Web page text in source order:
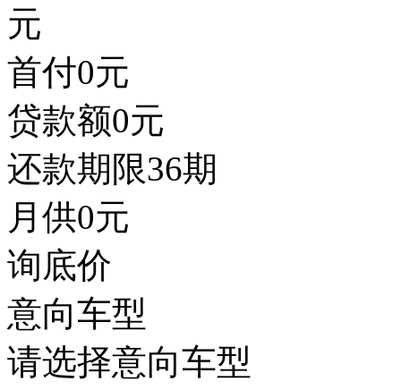
元
首付0元
贷款额0元
还款期限36期
月供0元
询底价
意向车型
请选择意向车型